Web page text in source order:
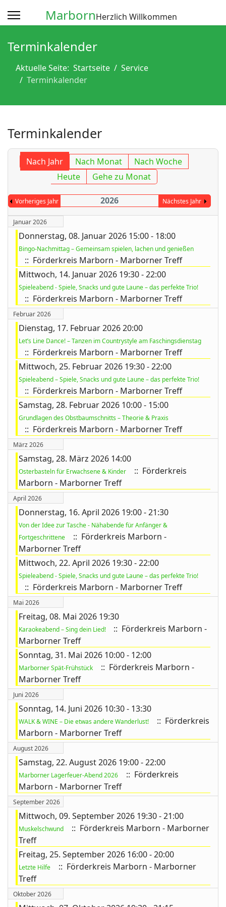
MarbornHerzlich Willkommen
Terminkalender
Aktuelle Seite: Startseite
Service
Terminkalender
Terminkalender
Nach Jahr Nach Monat
Nach Woche
Heute
Gehe zu Monat
Vorheriges Jahr 2026 Nächstes Jahr
Januar 2026
Donnerstag, 08. Januar 2026 15:00 - 18:00
Bingo-Nachmittag – Gemeinsam spielen, lachen und genießen
:: Förderkreis Marborn - Marborner Treff
Mittwoch, 14. Januar 2026 19:30 - 22:00
Spieleabend - Spiele, Snacks und gute Laune – das perfekte Trio!
:: Förderkreis Marborn - Marborner Treff
Februar 2026
Dienstag, 17. Februar 2026 20:00
Let’s Line Dance! – Tanzen im Countrystyle am Faschingsdienstag
:: Förderkreis Marborn - Marborner Treff
Mittwoch, 25. Februar 2026 19:30 - 22:00
Spieleabend – Spiele, Snacks und gute Laune – das perfekte Trio!
:: Förderkreis Marborn - Marborner Treff
Samstag, 28. Februar 2026 10:00 - 15:00
Grundlagen des Obstbaumschnitts – Theorie & Praxis
:: Förderkreis Marborn - Marborner Treff
März 2026
Samstag, 28. März 2026 14:00
Osterbasteln für Erwachsene & Kinder
:: Förderkreis
Marborn - Marborner Treff
April 2026
Donnerstag, 16. April 2026 19:00 - 21:30
Von der Idee zur Tasche - Nähabende für Anfänger &
Fortgeschrittene
:: Förderkreis Marborn -
Marborner Treff
Mittwoch, 22. April 2026 19:30 - 22:00
Spieleabend - Spiele, Snacks und gute Laune – das perfekte Trio!
:: Förderkreis Marborn - Marborner Treff
Mai 2026
Freitag, 08. Mai 2026 19:30
Karaokeabend – Sing dein Lied!
:: Förderkreis Marborn -
Marborner Treff
Sonntag, 31. Mai 2026 10:00 - 12:00
Marborner Spät-Frühstück
:: Förderkreis Marborn -
Marborner Treff
Juni 2026
Sonntag, 14. Juni 2026 10:30 - 13:30
WALK & WINE – Die etwas andere Wanderlust!
:: Förderkreis
Marborn - Marborner Treff
August 2026
Samstag, 22. August 2026 19:00 - 22:00
Marborner Lagerfeuer-Abend 2026
:: Förderkreis
Marborn - Marborner Treff
September 2026
Mittwoch, 09. September 2026 19:30 - 21:00
Muskelschwund
:: Förderkreis Marborn - Marborner
Treff
Freitag, 25. September 2026 16:00 - 20:00
Letzte Hilfe
:: Förderkreis Marborn - Marborner
Treff
Oktober 2026
anzeigen